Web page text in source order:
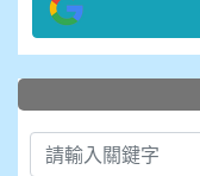
:::